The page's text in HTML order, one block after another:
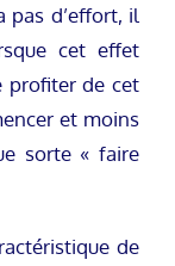
pas d’effort, il
cet effet
profiter de cet
et moins
sorte « faire
de